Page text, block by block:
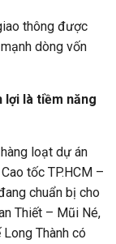
thông được
dòng vốn
lợi là tiềm năng
loạt dự án
tốc TP.HCM –
chuẩn bị cho
Thiết – Mũi Né,
Thành có